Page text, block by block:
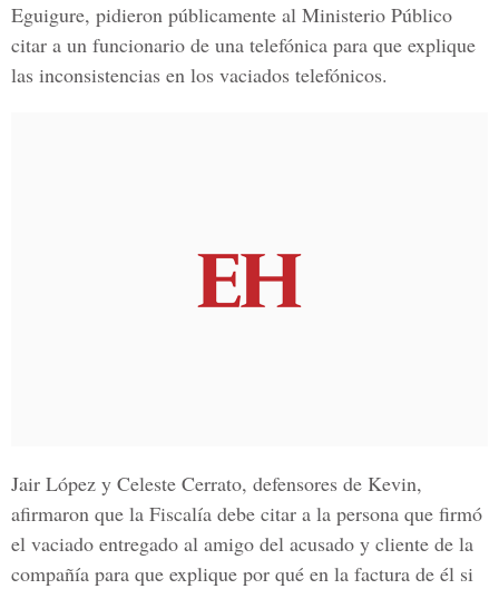
Eguigure, pidieron públicamente al Ministerio Público
citar a un funcionario de una telefónica para que explique
las inconsistencias en los vaciados telefónicos.
Jair López y Celeste Cerrato, defensores de Kevin,
afirmaron que la Fiscalía debe citar a la persona que firmó
el vaciado entregado al amigo del acusado y cliente de la
compañía para que explique por qué en la factura de él si